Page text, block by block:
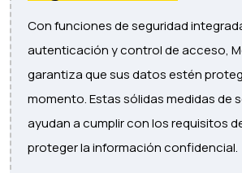
Con funciones de seguridad
autenticación y control de acceso,
garantiza que sus datos estén
momento. Estas sólidas medidas de
ayudan a cumplir con los requisitos
proteger la información confidencial.